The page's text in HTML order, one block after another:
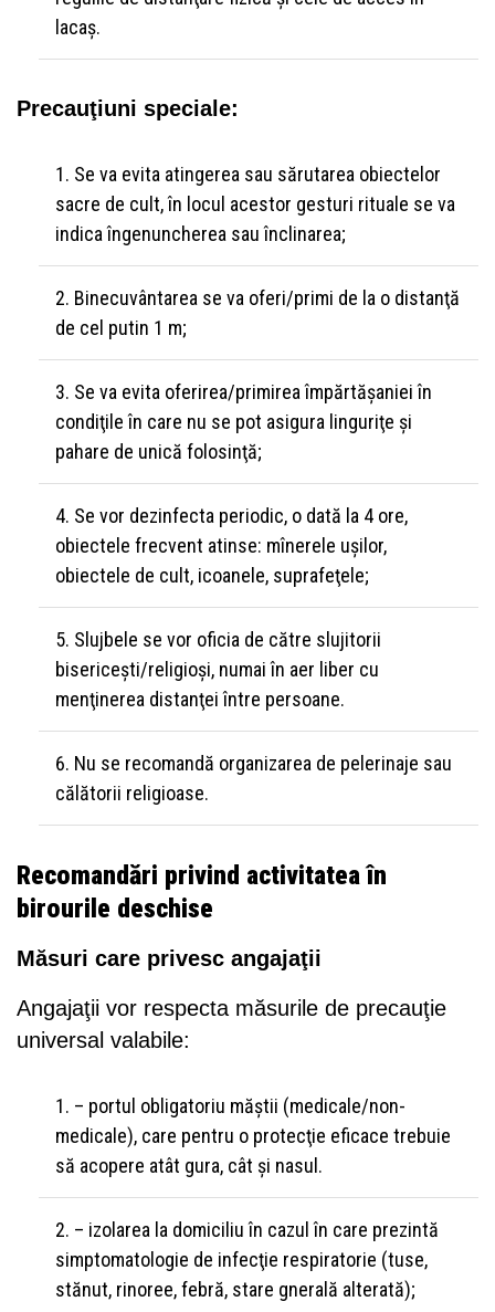
lacaş.
Precauţiuni speciale:
Se va evita atingerea sau sărutarea obiectelor
sacre de cult, în locul acestor gesturi rituale se va
indica îngenuncherea sau înclinarea;
Binecuvântarea se va oferi/primi de la o distanţă
de cel putin 1 m;
Se va evita oferirea/primirea împărtăşaniei în
condiţile în care nu se pot asigura linguriţe şi
pahare de unică folosinţă;
Se vor dezinfecta periodic, o dată la 4 ore,
obiectele frecvent atinse: mînerele uşilor,
obiectele de cult, icoanele, suprafeţele;
Slujbele se vor oficia de către slujitorii
bisericeşti/religioşi, numai în aer liber cu
menţinerea distanţei între persoane.
Nu se recomandă organizarea de pelerinaje sau
călătorii religioase.
Recomandări privind activitatea în
birourile deschise
Măsuri care privesc angajaţii
Angajaţii vor respecta măsurile de precauţie
universal valabile:
– portul obligatoriu măştii (medicale/non-
medicale), care pentru o protecţie eficace trebuie
să acopere atât gura, cât şi nasul.
– izolarea la domiciliu în cazul în care prezintă
simptomatologie de infecţie respiratorie (tuse,
stănut, rinoree, febră, stare gnerală alterată);